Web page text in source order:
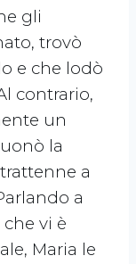
gli
trovò
e che lodò
contrario,
un
la
a
a
vi è
Maria le